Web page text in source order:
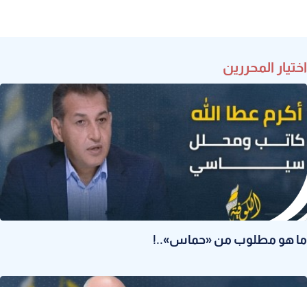
اختيار المحررين
ما هو مطلوب من «حماس»..!